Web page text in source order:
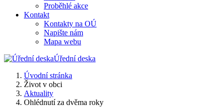
Proběhlé akce
Kontakt
Kontakty na OÚ
Napište nám
Mapa webu
Úřední deska
Úvodní stránka
Život v obci
Aktuality
Ohlédnutí za dvěma roky